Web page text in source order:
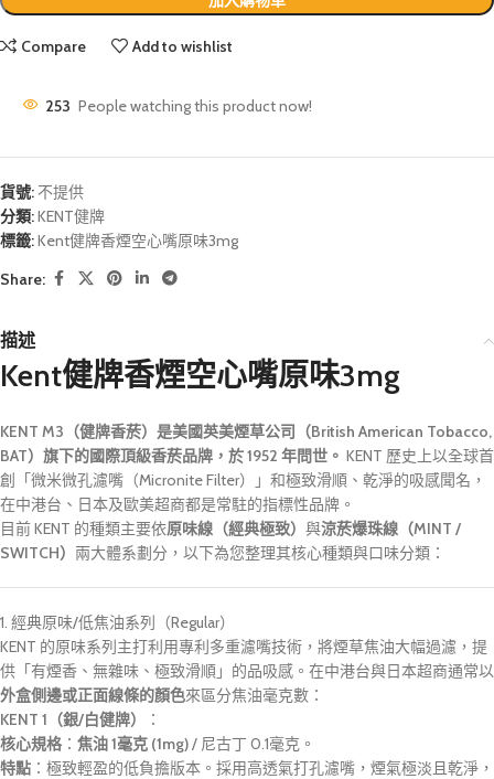
Compare Add to wishlist
253 People watching this product now!
貨號: 不提供
分類:KENT健牌
標籤:Kent健牌香煙空心嘴原味3mg
Share:
描述
Kent健牌香煙空心嘴原味3mg
KENT M3（健牌香菸）是美國英美煙草公司（British American Tobacco,
BAT）旗下的國際頂級香菸品牌，於 1952 年問世。 KENT 歷史上以全球首
創「微米微孔濾嘴（Micronite Filter）」和極致滑順、乾淨的吸感聞名，
在中港台、日本及歐美超商都是常駐的指標性品牌。
目前 KENT 的種類主要依原味線（經典極致） 與涼菸爆珠線（MINT /
SWITCH） 兩大體系劃分，以下為您整理其核心種類與口味分類：
1. 經典原味/低焦油系列（Regular）
KENT 的原味系列主打利用專利多重濾嘴技術，將煙草焦油大幅過濾，提
供「有煙香、無雜味、極致滑順」的品吸感。在中港台與日本超商通常以
外盒側邊或正面線條的顏色來區分焦油毫克數：
KENT 1（銀/白健牌）
：
核心規格 ： 焦油 1毫克 (1mg)/ 尼古丁 0.1毫克。
特點 ：極致輕盈的低負擔版本。採用高透氣打孔濾嘴，煙氣極淡且乾淨，